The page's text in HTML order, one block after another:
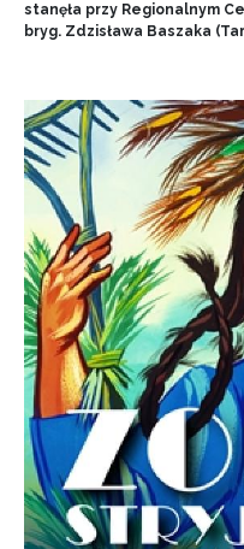
stanęła przy Regionalnym
bryg. Zdzisława Baszaka